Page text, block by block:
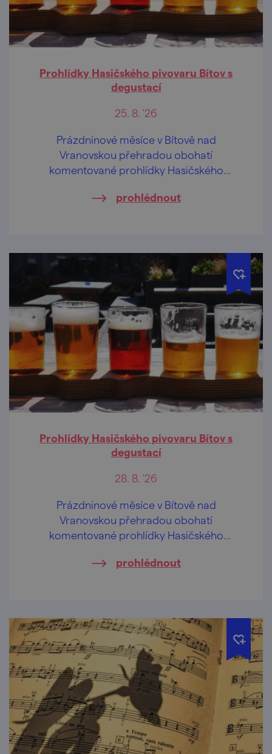
Prohlídky Hasičského pivovaru Bítov s
degustací
25. 8. '26
Prázdninové měsíce v Bítově nad
Vranovskou přehradou obohatí
komentované prohlídky Hasičského
prohlédnout
Prohlídky Hasičského pivovaru Bítov s
degustací
28. 8. '26
Prázdninové měsíce v Bítově nad
Vranovskou přehradou obohatí
komentované prohlídky Hasičského
prohlédnout